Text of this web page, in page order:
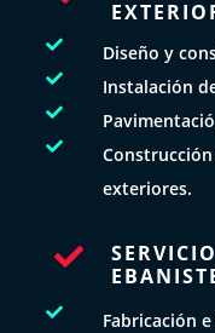
 Diseño y
 Instalación


exteriores.


Fabricación